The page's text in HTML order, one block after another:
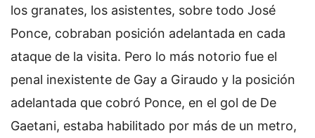
los granates, los asistentes, sobre todo José
Ponce, cobraban posición adelantada en cada
ataque de la visita. Pero lo más notorio fue el
penal inexistente de Gay a Giraudo y la posición
adelantada que cobró Ponce, en el gol de De
Gaetani, estaba habilitado por más de un metro,